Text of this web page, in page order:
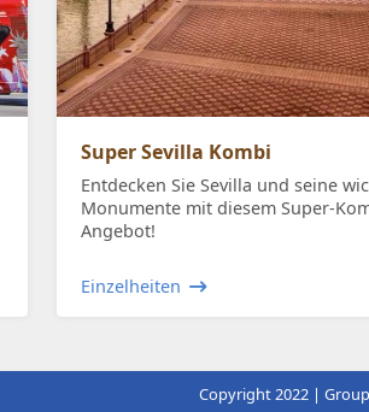
Super Sevilla Kombi
Entdecken Sie Sevilla und seine
Monumente mit diesem Super-
Angebot!
Einzelheiten
Copyright 2022 |